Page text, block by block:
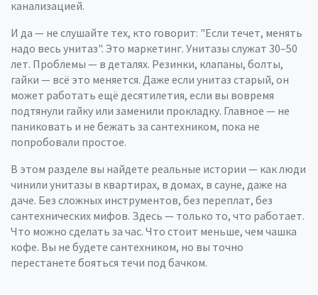
канализацией.
И да — не слушайте тех, кто говорит: "Если течет, менять
надо весь унитаз". Это маркетинг. Унитазы служат 30–50
лет. Проблемы — в деталях. Резинки, клапаны, болты,
гайки — всё это меняется. Даже если унитаз старый, он
может работать ещё десятилетия, если вы вовремя
подтянули гайку или заменили прокладку. Главное — не
паниковать и не бежать за сантехником, пока не
попробовали простое.
В этом разделе вы найдете реальные истории — как люди
чинили унитазы в квартирах, в домах, в сауне, даже на
даче. Без сложных инструментов, без переплат, без
сантехнических мифов. Здесь — только то, что работает.
Что можно сделать за час. Что стоит меньше, чем чашка
кофе. Вы не будете сантехником, но вы точно
перестанете бояться течи под бачком.